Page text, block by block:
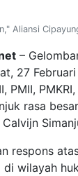
Aliansi
–
27
PMII,
rasa
respons
di wilayah